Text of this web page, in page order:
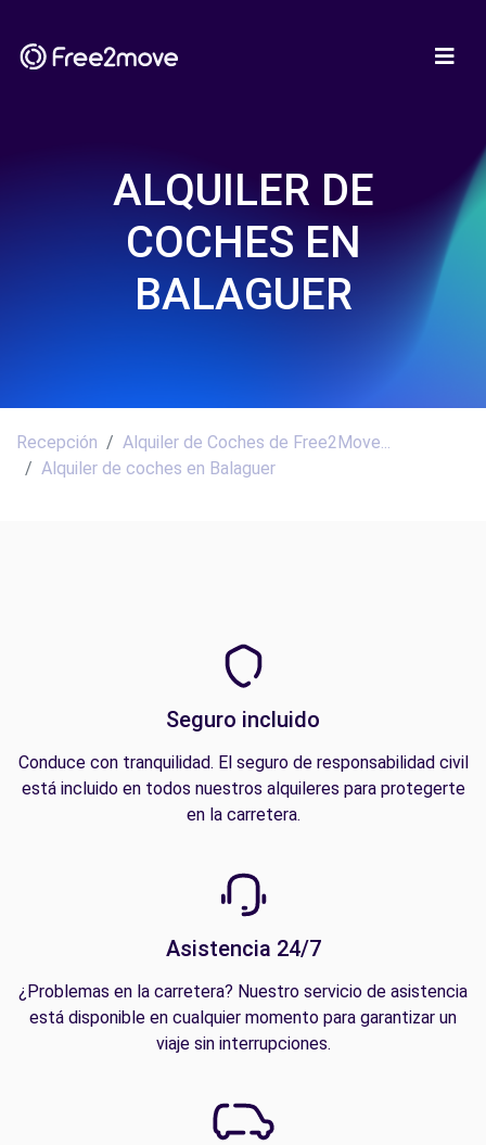
ALQUILER DE
COCHES EN
BALAGUER
Recepción
Alquiler de Coches de Free2Move...
Alquiler de coches en Balaguer
Seguro incluido
Conduce con tranquilidad. El seguro de responsabilidad civil
está incluido en todos nuestros alquileres para protegerte
en la carretera.
Asistencia 24/7
¿Problemas en la carretera? Nuestro servicio de asistencia
está disponible en cualquier momento para garantizar un
viaje sin interrupciones.